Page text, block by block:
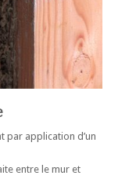
1 4
par application d’un
entre le mur et